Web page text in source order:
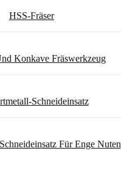
HSS-Fräser
Konkave Fräswerkzeug
Schneideinsatz
Für Enge Nuten